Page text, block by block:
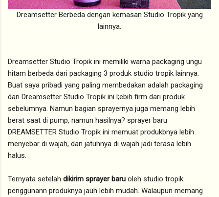
Dreamsetter Berbeda dengan kemasan Studio Tropik yang
lainnya.
Dreamsetter Studio Tropik ini memiliki warna packaging ungu
hitam berbeda dari packaging 3 produk studio tropik lainnya.
Buat saya pribadi yang paling membedakan adalah packaging
dari Dreamsetter Studio Tropik ini l;ebih firm dari produk
sebelumnya. Namun bagian sprayernya juga memang lebih
berat saat di pump, namun hasilnya? sprayer baru
DREAMSETTER Studio Tropik ini memuat produkbnya lebih
menyebar di wajah, dan jatuhnya di wajah jadi terasa lebih
halus.
Ternyata setelah dikirim sprayer baru oleh studio tropik
penggunann produknya jauh lebih mudah. Walaupun memang